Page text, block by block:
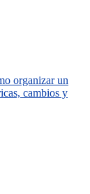
organizar un
cambios y